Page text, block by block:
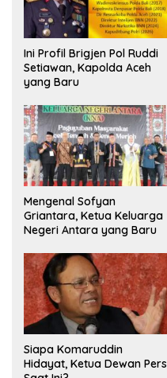
Ini Profil Brigjen Pol Ruddi
Setiawan, Kapolda Aceh
yang Baru
Mengenal Sofyan
Griantara, Ketua Keluarga
Negeri Antara yang Baru
Siapa Komaruddin
Hidayat, Ketua Dewan Pers